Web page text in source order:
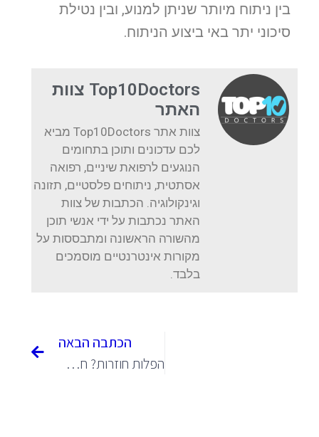
בין ניתוח מיותר שניתן למנוע, ובין נטילת
סיכוני יתר באי ביצוע הניתוח.
Top10Doctors צוות
האתר
צוות אתר Top10Doctors מביא
לכם עדכונים ותוכן בתחומים
הנוגעים לרפואת שיניים, רפואה
אסתטית, ניתוחים פלסטיים, תזונה
וגינקולוגיה. הכתבות של צוות
האתר נכתבות על ידי אנשי תוכן
מהשורה הראשונה ומתבססות על
מקורות אינטרנטיים מוסמכים
בלבד.
הכתבה הבאה
הפלות חוזרות? חשוב מאוד לאתר את הגורם לכך